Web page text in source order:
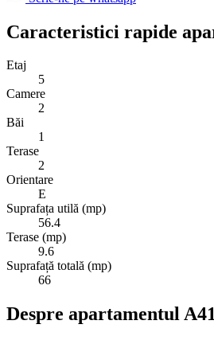
Caracteristici rapide
Etaj
5
Camere
2
Băi
1
Terase
2
Orientare
E
Suprafața utilă (mp)
56.4
Terase (mp)
9.6
Suprafață totală (mp)
66
Despre apartamentul